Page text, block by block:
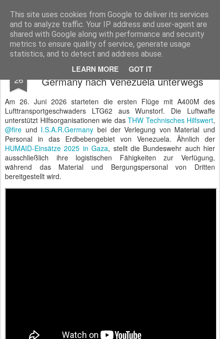
This site uses cookies from Google to deliver its services
and to analyze traffic. Your IP address and user-agent are
shared with Google along with performance and security
metrics to ensure quality of service, generate usage
statistics, and to detect and address abuse.
LEARN MORE GOT IT
BTB concept Media GmbH Presseberichte zu Bundespolitik, Diplomatie, Sicherheitspolitik, Wirtschaft, Fahrzeugtechnik und IT - Pressedienst, Fachartikel, Bildredaktion, O-Ton-Videos
26
Mitarbeiter von THW, @ fire und ISAR
Germany nach Venezuela unterwegs
Am 26. Juni 2026 starteten die ersten Flüge mit A400M des
Lufttransportgeschwaders LTG62 aus Wunstorf. Die Luftwaffe
unterstützt Hilfsorganisationen wie das THW Technisches Hilfswert,
@fire und I.S.A.R.Germany bei der Verlegung von Material und
Personal in das Erdbebengebiet von Venezuela. Ähnlich der
HUMAID-Einsätze 2025 in Gaza, stellt die Bundeswehr auch hier
ausschließlich ihre logistischen Fähigkeiten zur Verfügung,
während das Material und Bergungspersonal von Dritten
bereitgestellt wird.